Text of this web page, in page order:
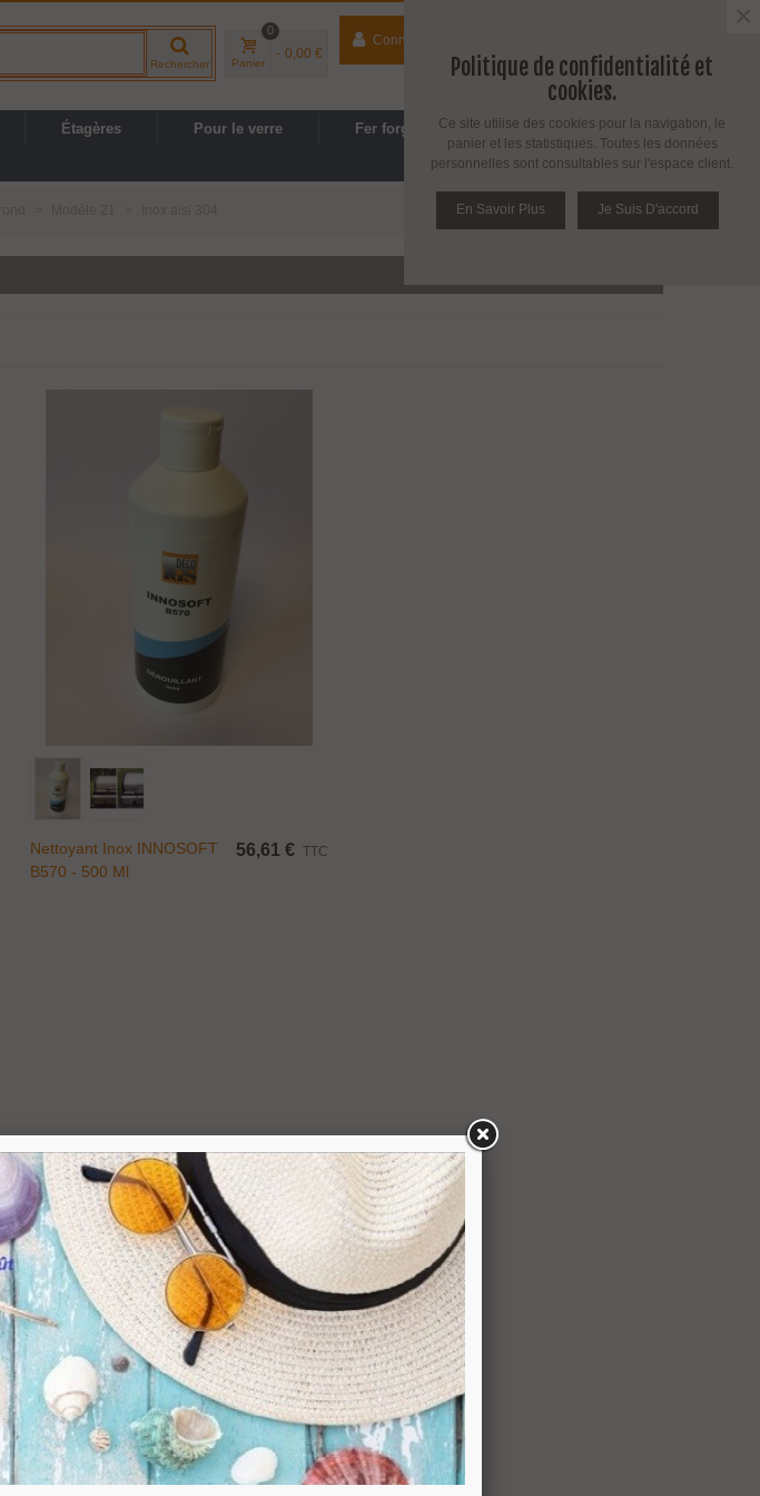
Rechercher Panier
0
- 0,00 €
Connecter
Espace PRO / Avantages PRO
Étagères Pour le verre Fer forgé
Cuisine, SDB
Ajouter Au Panier
Nettoyant Inox INNOSOFT
B570 - 500 Ml
56,61 € TTC
Politique de confidentialité et
cookies.
Ce site utilise des cookies pour la navigation, le
panier et les statistiques. Toutes les données
personnelles sont consultables sur l'espace client.
En Savoir Plus Je Suis D'accord